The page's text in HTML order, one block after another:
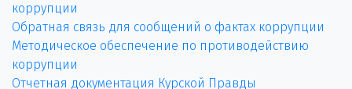
коррупции
Обратная связь для сообщений о фактах коррупции
Методическое обеспечение по противодействию
коррупции
Отчетная документация Курской Правды